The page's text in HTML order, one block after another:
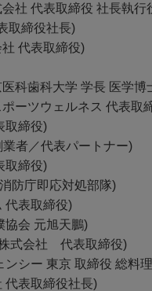
社 代表取締役 社長執行
取締役社長)
代表取締役)
科歯科大学 学長 医学博
ーツウェルネス 代表取
取締役)
者／代表パートナー)
取締役)
防庁即応対処部隊)
代表取締役)
協会 元旭天鵬)
式会社 代表取締役)
シー 東京 取締役 総料
代表取締役社長)